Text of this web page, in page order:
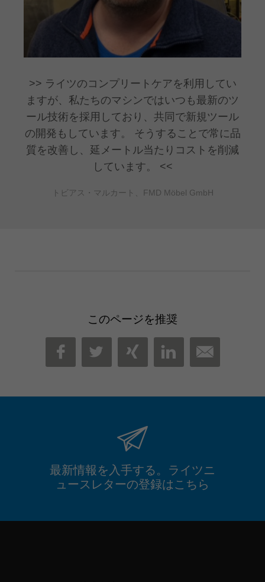
ライツのコンプリートケアを利用してい
ますが、私たちのマシンではいつも最新のツ
ール技術を採用しており、共同で新規ツール
の開発もしています。 そうすることで常に品
質を改善し、延メートル当たりコストを削減
しています。
トビアス・マルカート、FMD Möbel GmbH
このページを推奨
FACEBOOK
TWITTER
XINGLINKEDIN
MAIL
最新情報を入手する。ライツニ
ュースレターの登録はこちら